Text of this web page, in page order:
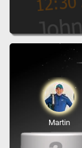
Martin